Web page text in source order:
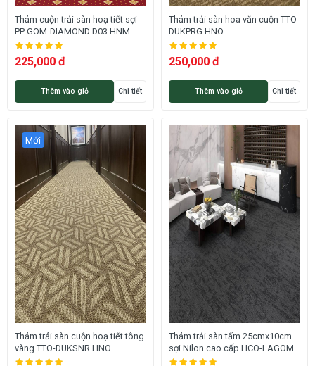
Thảm cuộn trải sàn hoạ tiết sợi
PP GOM-DIAMOND D03 HNM
225,000 đ
Thêm vào giỏ Chi tiết
Thảm trải sàn hoa văn cuộn TTO-
DUKPRG HNO
250,000 đ
Thêm vào giỏ Chi tiết
Mới
Thảm trải sàn cuộn hoạ tiết tông
vàng TTO-DUKSNR HNO
Thảm trải sàn tấm 25cmx10cm
sợi Nilon cao cấp HCO-LAGOM
10 HNM